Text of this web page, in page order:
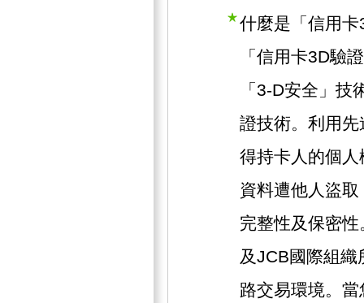
什麼是「信用
「信用卡3D驗
「3-D安全」
證技術。利用
得持卡人的個
資料遭他人盜
完整性及保密
及JCB國際組
路交易環境。